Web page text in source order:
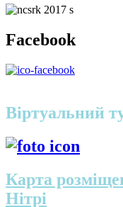
Facebook
Віртуальний
Карта
Нітрі